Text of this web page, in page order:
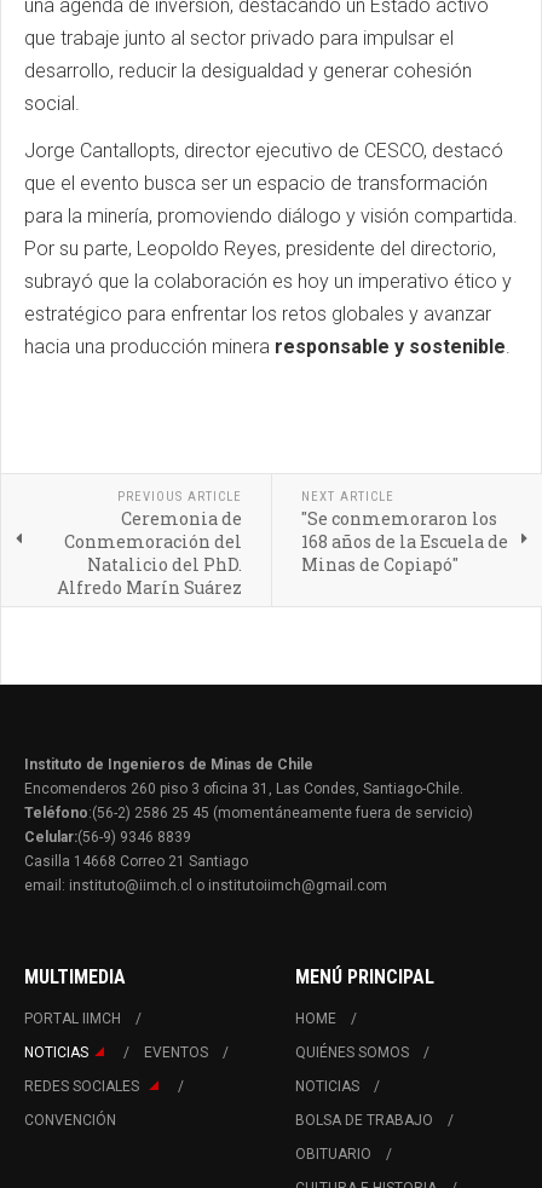
una agenda de inversión, destacando un Estado activo
que trabaje junto al sector privado para impulsar el
desarrollo, reducir la desigualdad y generar cohesión
social.
Jorge Cantallopts, director ejecutivo de CESCO, destacó
que el evento busca ser un espacio de transformación
para la minería, promoviendo diálogo y visión compartida.
Por su parte, Leopoldo Reyes, presidente del directorio,
subrayó que la colaboración es hoy un imperativo ético y
estratégico para enfrentar los retos globales y avanzar
hacia una producción minera responsable y sostenible.
PREVIOUS ARTICLE
Ceremonia de
Conmemoración del
Natalicio del PhD.
Alfredo Marín Suárez
NEXT ARTICLE
"Se conmemoraron los
168 años de la Escuela de
Minas de Copiapó"
Instituto de Ingenieros de Minas de Chile
Encomenderos 260 piso 3 oficina 31, Las Condes, Santiago-Chile.
Teléfono:(56-2) 2586 25 45 (momentáneamente fuera de servicio)
Celular:(56-9) 9346 8839
Casilla 14668 Correo 21 Santiago
email: instituto@iimch.cl o institutoiimch@gmail.com
MULTIMEDIA
PORTAL IIMCH
NOTICIAS
EVENTOS
REDES SOCIALES
CONVENCIÓN
MENÚ PRINCIPAL
HOME
QUIÉNES SOMOS
NOTICIAS
BOLSA DE TRABAJO
OBITUARIO